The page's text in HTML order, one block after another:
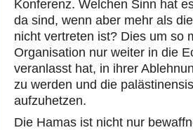
Konferenz. Welchen Sinn hat
da sind, wenn aber mehr als
nicht vertreten ist? Dies um so
Organisation nur weiter in die
veranlasst hat, in ihrer
zu werden und die
aufzuhetzen.
Die Hamas ist nicht nur